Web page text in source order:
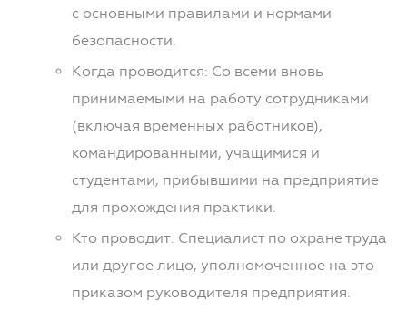
с основными правилами и нормами
безопасности.
Когда проводится: Со всеми вновь
принимаемыми на работу сотрудниками
(включая временных работников),
командированными, учащимися и
студентами, прибывшими на предприятие
для прохождения практики.
Кто проводит: Специалист по охране труда
или другое лицо, уполномоченное на это
приказом руководителя предприятия.